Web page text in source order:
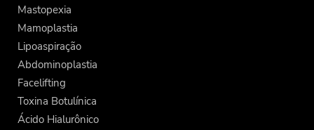
Mastopexia
Mamoplastia
Lipoaspiração
Abdominoplastia
Facelifting
Toxina Botulínica
Ácido Hialurônico